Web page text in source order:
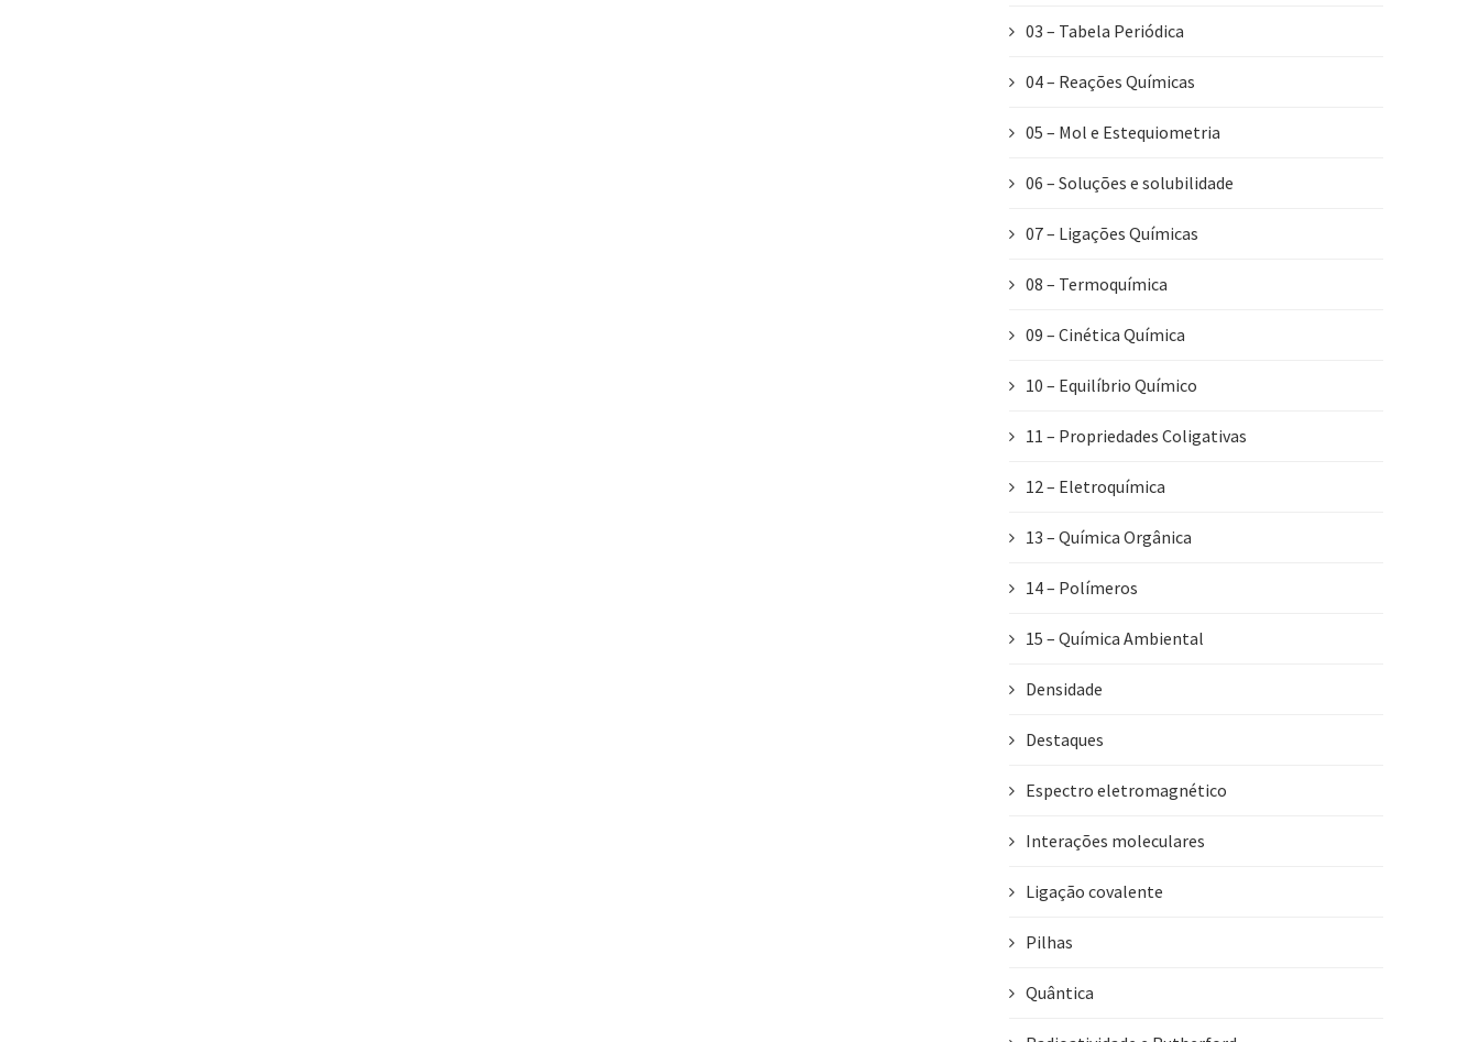
03 – Tabela Periódica
04 – Reações Químicas
05 – Mol e Estequiometria
06 – Soluções e solubilidade
07 – Ligações Químicas
08 – Termoquímica
09 – Cinética Química
10 – Equilíbrio Químico
11 – Propriedades Coligativas
12 – Eletroquímica
13 – Química Orgânica
14 – Polímeros
15 – Química Ambiental
Densidade
Destaques
Espectro eletromagnético
Interações moleculares
Ligação covalente
Pilhas
Quântica